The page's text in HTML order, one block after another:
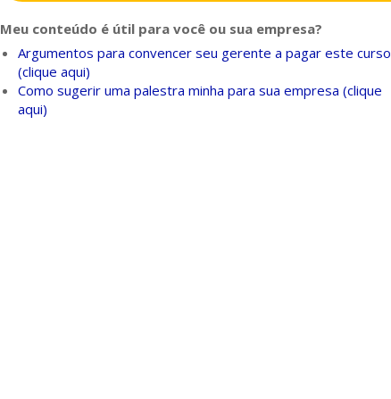
Meu conteúdo é útil para você ou sua empresa?
Argumentos para convencer seu gerente a pagar este curso
(clique aqui)
Como sugerir uma palestra minha para sua empresa (clique
aqui)